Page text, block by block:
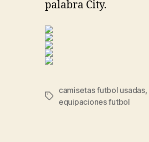
palabra City.
Etiquetas
camisetas futbol usadas,
equipaciones futbol